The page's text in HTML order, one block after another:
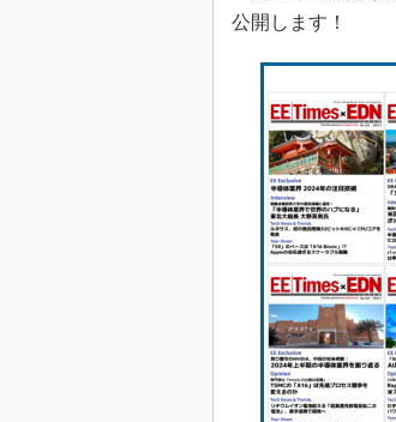
公開します！